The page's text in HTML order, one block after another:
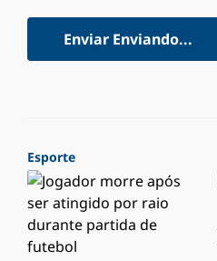
Enviar Enviando...
Esporte